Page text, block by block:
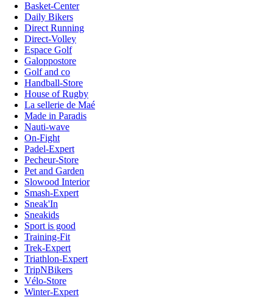
Basket-Center
Daily Bikers
Direct Running
Direct-Volley
Espace Golf
Galoppostore
Golf and co
Handball-Store
House of Rugby
La sellerie de Maé
Made in Paradis
Nauti-wave
On-Fight
Padel-Expert
Pecheur-Store
Pet and Garden
Slowood Interior
Smash-Expert
Sneak'In
Sneakids
Sport is good
Training-Fit
Trek-Expert
Triathlon-Expert
TripNBikers
Vélo-Store
Winter-Expert